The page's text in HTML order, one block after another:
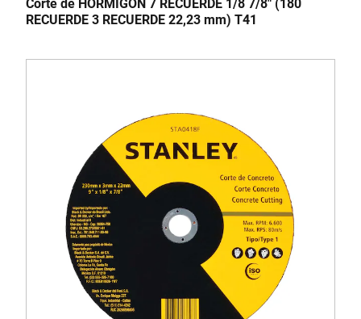
Corte de HORMIGÓN 7 RECUERDE 1/8 7/8" (180
RECUERDE 3 RECUERDE 22,23 mm) T41